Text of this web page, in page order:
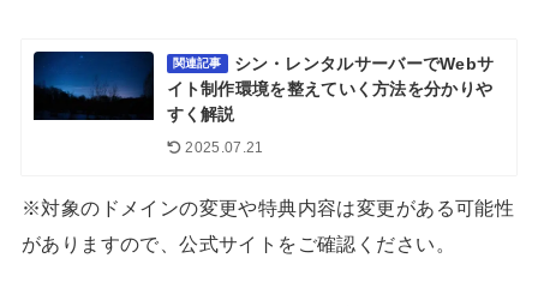
関連記事
シン・レンタルサーバーでWebサ
イト制作環境を整えていく方法を分かりや
すく解説
2025.07.21
※対象のドメインの変更や特典内容は変更がある可能性
がありますので、公式サイトをご確認ください。